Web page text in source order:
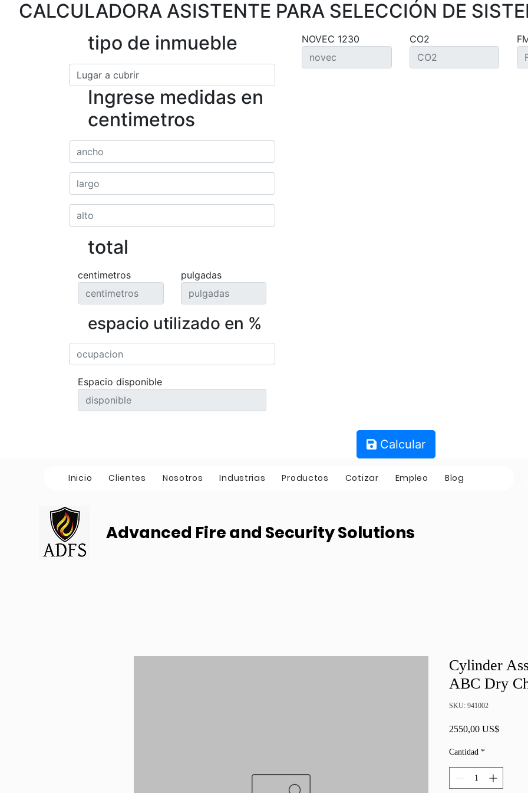
CALCULADORA ASISTENTE PARA SELECCIÓN DE
tipo de inmueble
Ingrese medidas en
centimetros
total
centimetros pulgadas
espacio utilizado en %
Espacio disponible
NOVEC 1230 CO2
Calcular
Inicio Clientes Nosotros Industrias Productos Cotizar Empleo Blog
Advanced Fire and Security Solutions
Cylinder
ABC Dry
SKU: 941002
2550,00 US$Precio
Cantidad *